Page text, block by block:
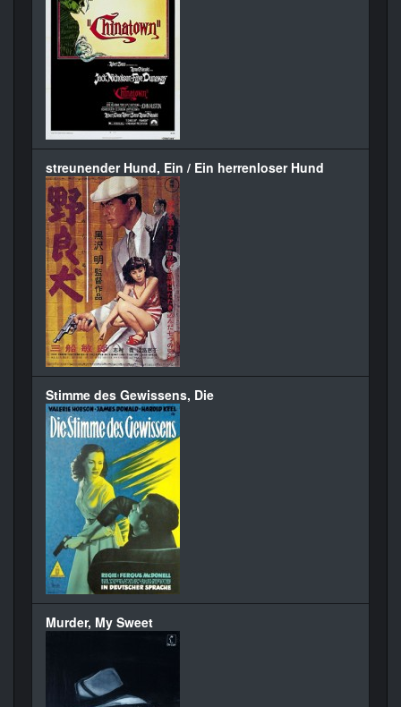
streunender Hund, Ein / Ein herrenloser Hund
Stimme des Gewissens, Die
Murder, My Sweet